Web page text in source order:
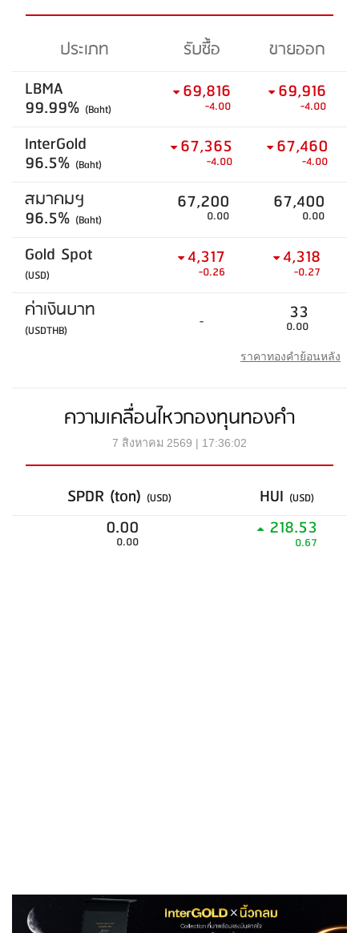
ประเภท รับซื้อ
ขายออก
LBMA
99.99% (Baht)
69,816
-4.00
69,916
-4.00
InterGold
96.5% (Baht)
67,365
-4.00
67,460
-4.00
สมาคมฯ
96.5% (Baht)
67,200
0.00
67,400
0.00
Gold Spot
(USD)
4,317
-0.26
4,318
-0.27
ค่าเงินบาท
(USDTHB) - 33
0.00
ราคาทองคำย้อนหลัง
ความเคลื่อนไหวกองทุนทองคำ
7 สิงหาคม 2569 | 17:36:02
SPDR (ton) (USD) HUI (USD)
0.00
0.00
218.53
0.67